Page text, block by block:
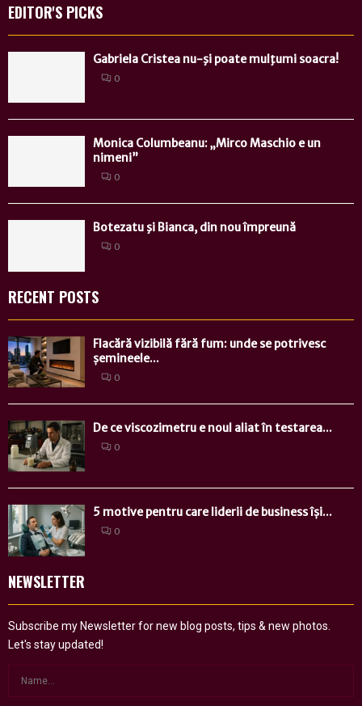
EDITOR'S PICKS
Gabriela Cristea nu-şi poate mulţumi soacra!
0
Monica Columbeanu: „Mirco Maschio e un
nimeni”
0
Botezatu şi Bianca, din nou împreună
0
RECENT POSTS
Flacără vizibilă fără fum: unde se potrivesc
șemineele...
0
De ce viscozimetru e noul aliat în testarea...
0
5 motive pentru care liderii de business își...
0
NEWSLETTER
Subscribe my Newsletter for new blog posts, tips & new photos.
Let's stay updated!